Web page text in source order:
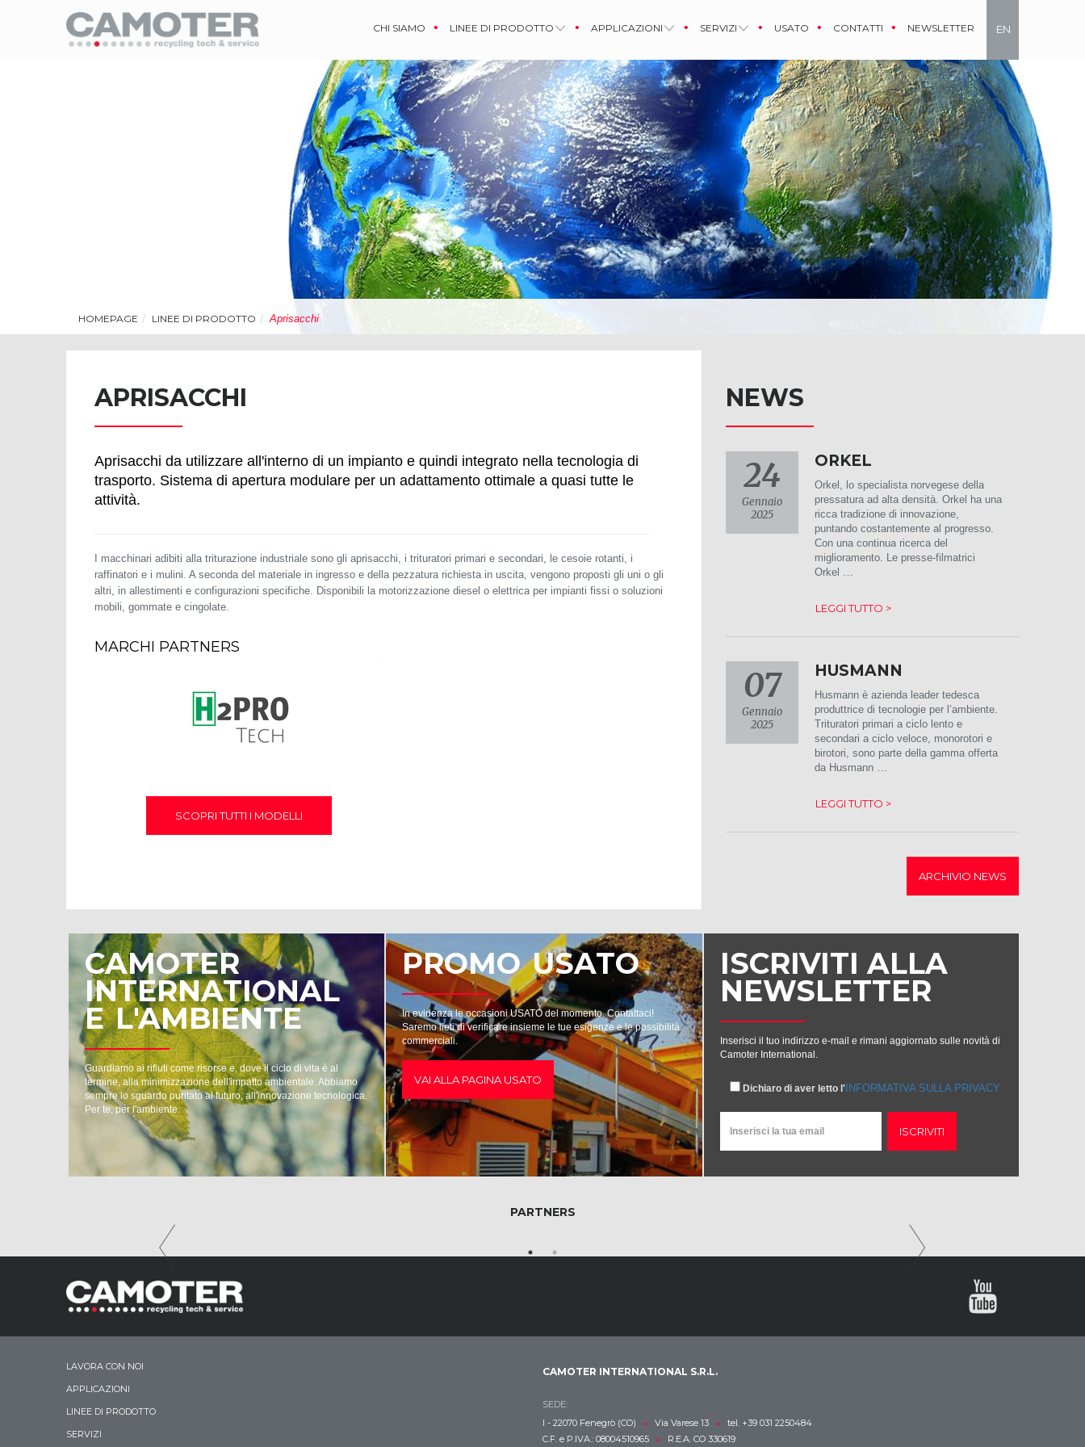
EN
IT
CHI SIAMO LINEE DI PRODOTTO APPLICAZIONI SERVIZI USATO CONTATTI NEWSLETTER
HOMEPAGE LINEE DI PRODOTTO Aprisacchi
APRISACCHI
Aprisacchi da utilizzare all'interno di un impianto e quindi integrato nella tecnologia di
trasporto. Sistema di apertura modulare per un adattamento ottimale a quasi tutte le
attività.
I macchinari adibiti alla triturazione industriale sono gli aprisacchi, i trituratori primari e secondari, le cesoie rotanti, i
raffinatori e i mulini. A seconda del materiale in ingresso e della pezzatura richiesta in uscita, vengono proposti gli uni o gli
altri, in allestimenti e configurazioni specifiche. Disponibili la motorizzazione diesel o elettrica per impianti fissi o soluzioni
mobili, gommate e cingolate.
MARCHI PARTNERS
SCOPRI TUTTI I MODELLI
NEWS
24
Gennaio
2025
ORKEL
Orkel, lo specialista norvegese della
pressatura ad alta densità. Orkel ha una
ricca tradizione di innovazione,
puntando costantemente al progresso.
Con una continua ricerca del
miglioramento. Le presse-filmatrici
Orkel …
LEGGI TUTTO >
07
Gennaio
2025
HUSMANN
Husmann è azienda leader tedesca
produttrice di tecnologie per l’ambiente.
Trituratori primari a ciclo lento e
secondari a ciclo veloce, monorotori e
birotori, sono parte della gamma offerta
da Husmann …
LEGGI TUTTO >
ARCHIVIO NEWS
CAMOTER
INTERNATIONAL
E L'AMBIENTE
Guardiamo ai rifiuti come risorse e, dove il ciclo di vita è al
termine, alla minimizzazione dell'impatto ambientale. Abbiamo
sempre lo sguardo puntato al futuro, all'innovazione tecnologica.
Per te, per l'ambiente.
PROMO USATO
In evidenza le occasioni USATO del momento. Contattaci!
Saremo lieti di verificare insieme le tue esigenze e le possibilità
commerciali.
VAI ALLA PAGINA USATO
ISCRIVITI ALLA
NEWSLETTER
Inserisci il tuo indirizzo e-mail e rimani aggiornato sulle novità di
Camoter International.
Dichiaro di aver letto l'INFORMATIVA SULLA PRIVACY
ISCRIVITI
PARTNERS
LAVORA CON NOI
APPLICAZIONI
LINEE DI PRODOTTO
SERVIZI
CAMOTER INTERNATIONAL S.R.L.
SEDE:
I - 22070 Fenegrò (CO)
• Via Varese 13 •
tel. +39 031 2250484
C.F. e P.IVA.: 08004510965
• R.E.A. CO 330619